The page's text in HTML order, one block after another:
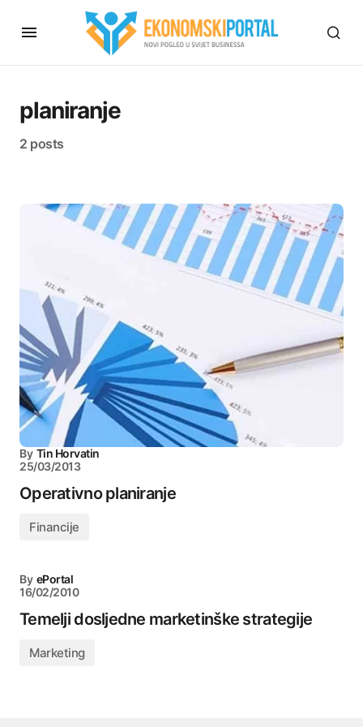
planiranje
2 posts
By Tin Horvatin
25/03/2013
Operativno planiranje
Financije
By ePortal
16/02/2010
Temelji dosljedne marketinške strategije
Marketing